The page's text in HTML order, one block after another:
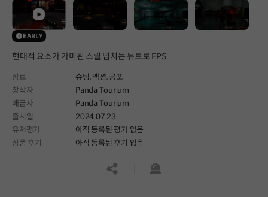
EARLY
현대적 요소가 가미된 스릴 넘치는 뉴트로 FPS
장르 슈팅,액션,공포
창작자
Panda Tourium
배급사
Panda Tourium
출시일
2024.07.23
유저평가
아직 등록된 평가 없음
상품 후기
아직 등록된 후기 없음
공유하기신고하기